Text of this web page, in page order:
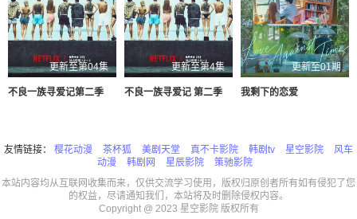
更新至第04集
不良一族寻爱记第二季
更新至第4集
不良一族寻爱记 第二季
更新至01期
我剩下的恋爱
友情链接： 樱花动漫 茶杯狐 美剧天堂 真不卡影院 韩剧tv 星空影院
风车
动漫
韩剧网 星辰影院
策驰影院
本站内容均从互联网收集而来，仅供交流学习使用，版权归原创者所有如有侵犯了您
的权益，尽请通知我们，本站将及时删除侵权内容。
Copyright @ 2023 星空影院 版权所有